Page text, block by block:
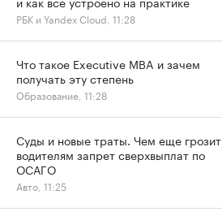
РБК и Yandex Cloud, 11:28
Что такое Executive MBA и зачем
получать эту степень
Образование, 11:28
Суды и новые траты. Чем еще грозит
водителям запрет сверхвыплат по
ОСАГО
Авто, 11:25